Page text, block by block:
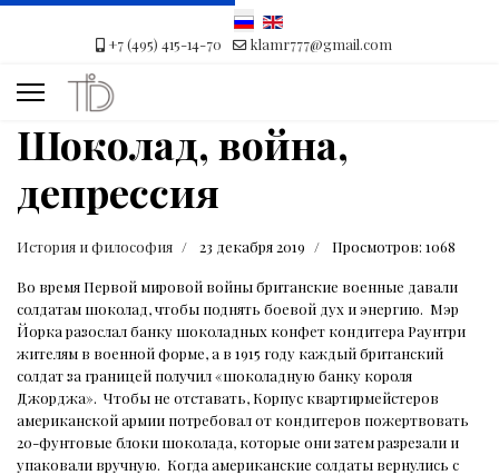
+7 (495) 415-14-70 klamr777@gmail.com
Шоколад, война,
депрессия
История и философия 23 декабря 2019 Просмотров: 1068
Во время Первой мировой войны британские военные давали
солдатам шоколад, чтобы поднять боевой дух и энергию. Мэр
Йорка разослал банку шоколадных конфет кондитера Раунтри
жителям в военной форме, а в 1915 году каждый британский
солдат за границей получил «шоколадную банку короля
Джорджа». Чтобы не отставать, Корпус квартирмейстеров
американской армии потребовал от кондитеров пожертвовать
20-фунтовые блоки шоколада, которые они затем разрезали и
упаковали вручную. Когда американские солдаты вернулись с